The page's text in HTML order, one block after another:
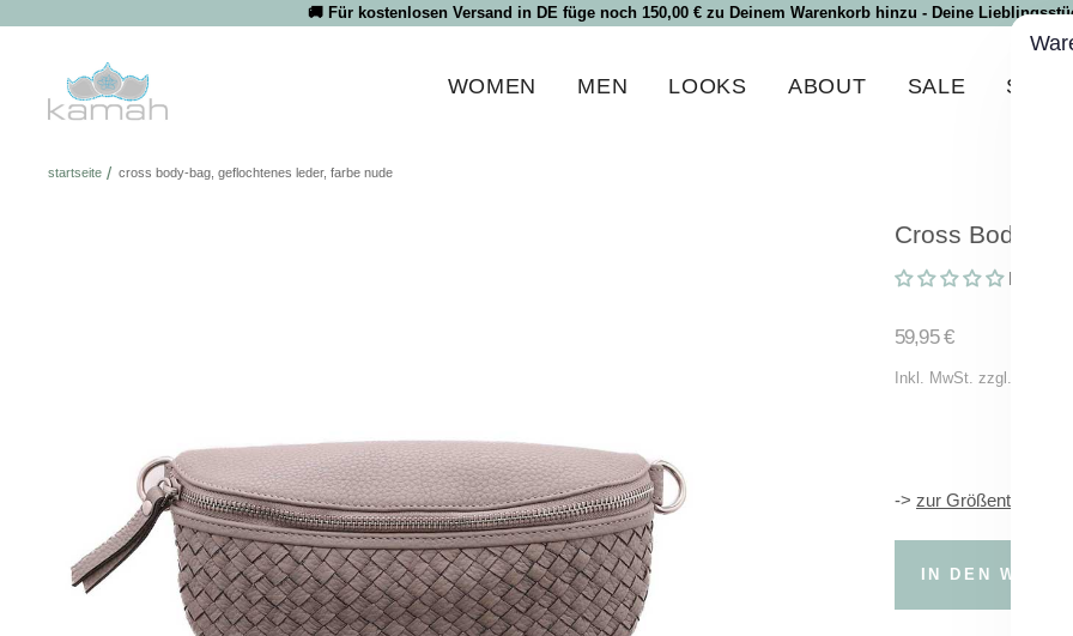
🚚 Für kostenlosen Versand in DE füge noch 150,00 € zu Deinem Warenkorb hinzu - Deine
WOMEN MEN LOOKS ABOUT SALE
startseite cross body-bag, geflochtenes leder, farbe nude
Cross Body-
Keine
Normaler
Preis
59,95 €
Inkl. MwSt. zzgl.
-> zur Größentabelle
IN DEN